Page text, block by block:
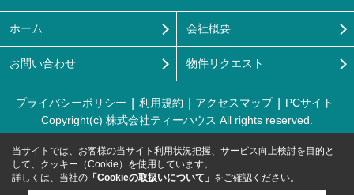
ホーム 会社概要
お問い合わせ 物件リクエスト
プライバシーポリシー 利用規約 アクセスマップ
PCサイト
Copyright(c) 株式会社ティーハウス All rights reserved.
当サイトでは、お客様の当サイト利用状況把握、サービス向上検討を目的と
して、クッキー（Cookie）を使用しています。
詳しくは、当社の 「Cookieの取扱いについて」 をご確認ください。